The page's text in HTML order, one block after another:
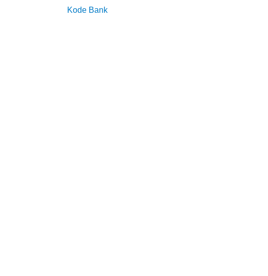
Kode Bank